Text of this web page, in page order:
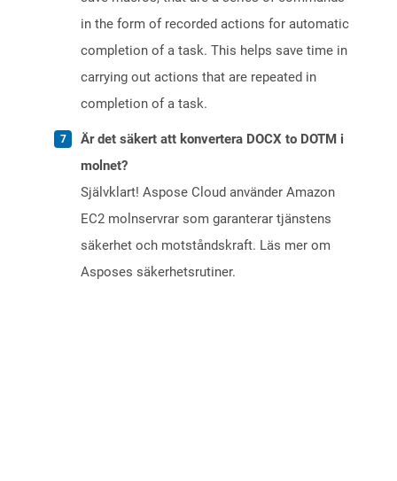
in the form of recorded actions for automatic
completion of a task. This helps save time in
carrying out actions that are repeated in
completion of a task.
Är det säkert att konvertera DOCX to DOTM i
molnet?
Självklart! Aspose Cloud använder Amazon
EC2 molnservrar som garanterar tjänstens
säkerhet och motståndskraft. Läs mer om
Asposes säkerhetsrutiner.